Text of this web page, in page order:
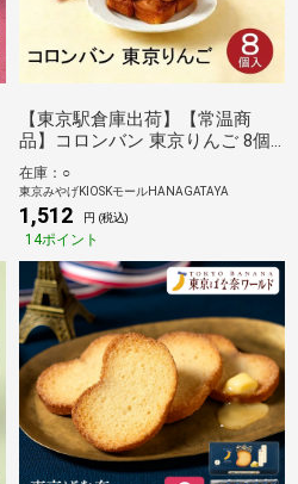
【東京駅倉庫出荷】【常温商
品】コロンバン 東京りんご 8個
入
在庫：○
東京みやげKIOSKモールHANAGATAYA
1,512 円 (税込)
14ポイント